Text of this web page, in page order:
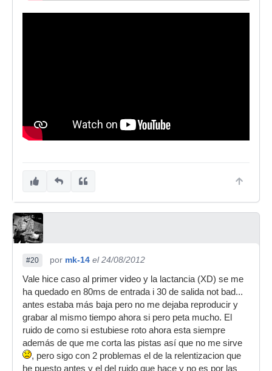
#20 por mk-14 el 24/08/2012
Vale hice caso al primer video y la lactancia (XD) se me
ha quedado en 80ms de entrada i 30 de salida not bad...
antes estaba más baja pero no me dejaba reproducir y
grabar al mismo tiempo ahora si pero peta mucho. El
ruido de como si estubiese roto ahora esta siempre
además de que me corta las pistas así que no me sirve
, pero sigo con 2 problemas el de la relentizacion que
he puesto antes y el del ruido que hace y no es por las